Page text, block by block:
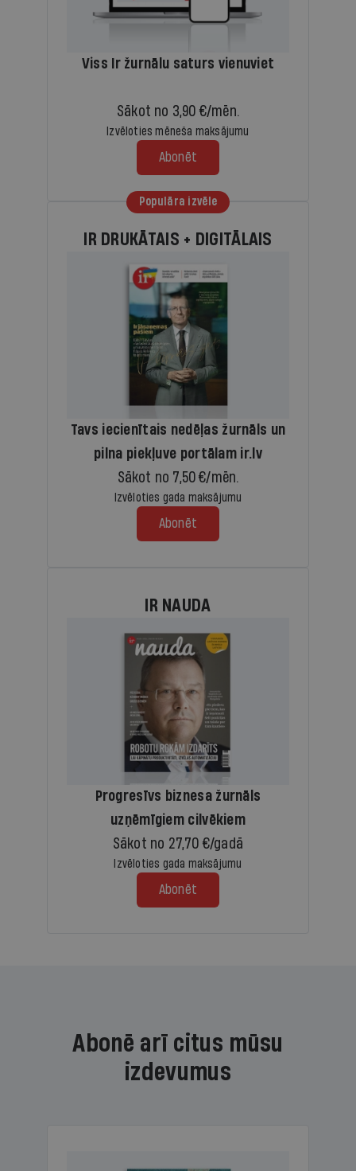
Viss Ir žurnālu saturs vienuviet
Sākot no 3,90 €/mēn.
Izvēloties mēneša maksājumu
Abonēt
Populāra izvēle
IR DRUKĀTAIS + DIGITĀLAIS
Tavs iecienītais nedēļas žurnāls un
pilna piekļuve portālam ir.lv
Sākot no 7,50 €/mēn.
Izvēloties gada maksājumu
Abonēt
IR NAUDA
Progresīvs biznesa žurnāls
uzņēmīgiem cilvēkiem
Sākot no 27,70 €/gadā
Izvēloties gada maksājumu
Abonēt
Abonē arī citus mūsu
izdevumus